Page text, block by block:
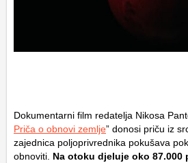
Dokumentarni film redatelja Nikosa
Priča o obnovi zemlje” donosi priču iz
zajednica poljoprivrednika pokušava
obnoviti. Na otoku djeluje oko 87.000